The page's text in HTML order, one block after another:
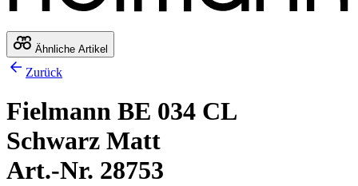
Ähnliche Artikel
Zurück
Fielmann BE 034 CL
Schwarz Matt
Art.-Nr. 28753